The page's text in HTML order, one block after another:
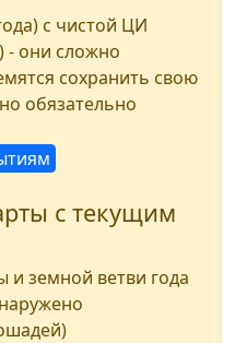
с чистой ЦИ
- они сложно
сохранить свою
обязательно
с текущим
и земной ветви года